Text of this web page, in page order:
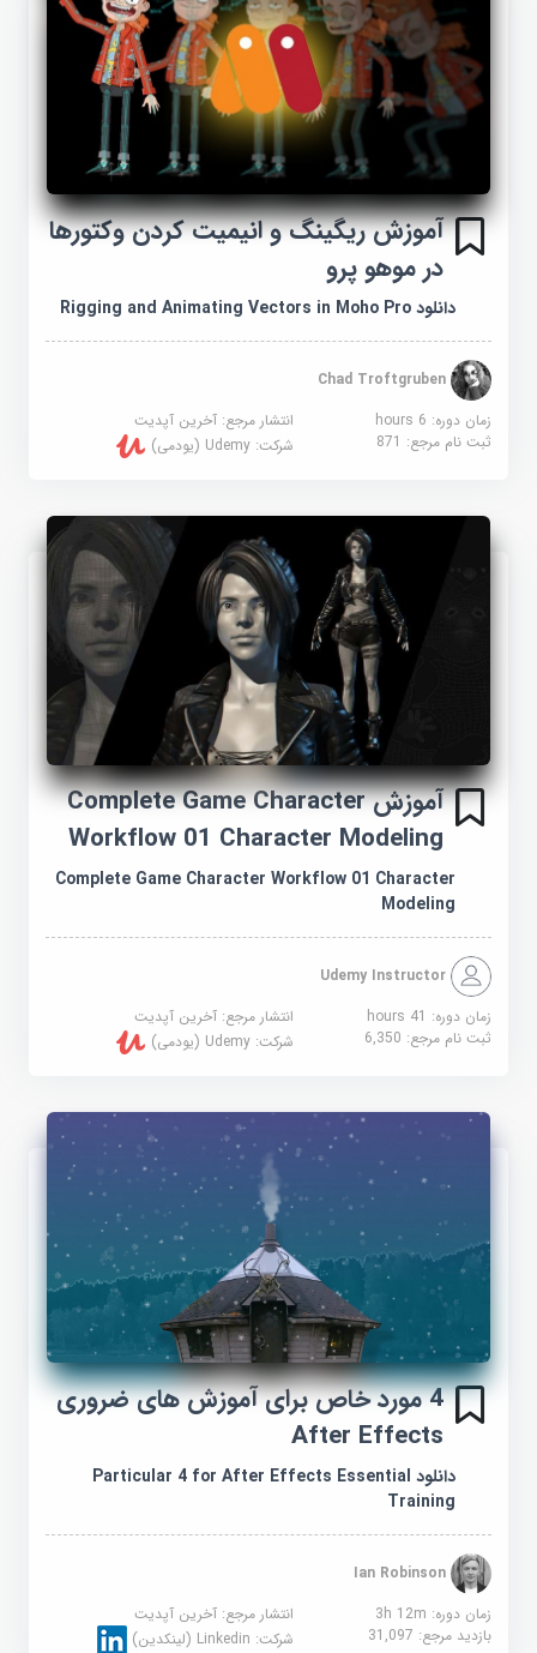
آموزش ریگینگ و انیمیت کردن وکتورها
در موهو پرو
دانلود Rigging and Animating Vectors in Moho Pro
Chad Troftgruben
زمان دوره: 6 hours
انتشار مرجع:آخرین آپدیت
ثبت نام مرجع:871 شرکت:Udemy (یودمی)
آموزش Complete Game Character
Workflow 01 Character Modeling
Complete Game Character Workflow 01 Character
Modeling
Udemy Instructor
زمان دوره: 41 hours
انتشار مرجع:آخرین آپدیت
ثبت نام مرجع:6,350 شرکت:Udemy (یودمی)
4 مورد خاص برای آموزش های ضروری
After Effects
دانلود Particular 4 for After Effects Essential
Training
Ian Robinson
زمان دوره: 3h 12m
انتشار مرجع:آخرین آپدیت
بازدید مرجع:31,097 شرکت:Linkedin (لینکدین)